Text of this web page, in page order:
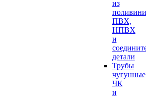
из
ПВХ,
НПВХ
и
детали
Трубы
чугунные
ЧК
и